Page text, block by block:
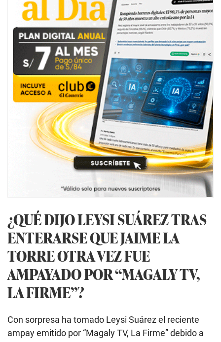
¿QUÉ DIJO LEYSI SUÁREZ TRAS
ENTERARSE QUE JAIME LA
TORRE OTRA VEZ FUE
AMPAYADO POR “MAGALY TV,
LA FIRME”?
Con sorpresa ha tomado Leysi Suárez el reciente
ampay emitido por “Magaly TV, La Firme” debido a